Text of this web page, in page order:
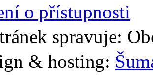
o přístupnosti
spravuje:
& hosting: